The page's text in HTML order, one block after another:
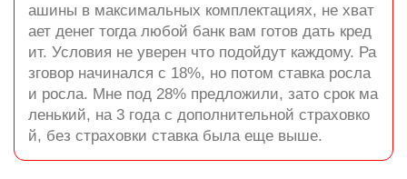
ашины в максимальных комплектациях, не хват
ает денег тогда любой банк вам готов дать кред
ит. Условия не уверен что подойдут каждому. Ра
зговор начинался с 18%, но потом ставка росла
и росла. Мне под 28% предложили, зато срок ма
ленький, на 3 года с дополнительной страховко
й, без страховки ставка была еще выше.